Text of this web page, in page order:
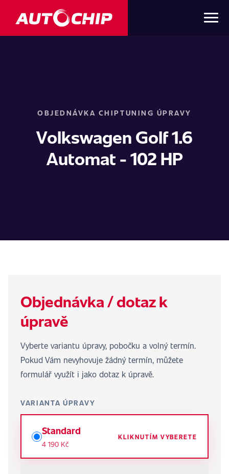
OBJEDNÁVKA CHIPTUNING ÚPRAVY
Volkswagen Golf 1.6
Automat - 102 HP
Objednávka / dotaz k
úpravě
Vyberte variantu úpravy, pobočku a volný termín.
Pokud Vám nevyhovuje žádný termín, můžete
formulář využít i jako dotaz k úpravě.
VARIANTA ÚPRAVY
Standard
4 190 Kč
KLIKNUTÍM VYBERETE